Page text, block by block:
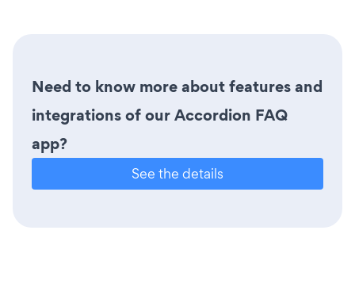
Need to know more about features and
integrations of our Accordion FAQ
app?
See the details